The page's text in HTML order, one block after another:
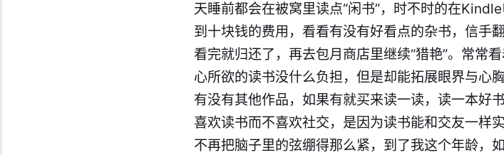
天睡前都会在被窝里读点“闲书”，时不时的在
到十块钱的费用，看看有没有好看点的杂书，信手
看完就归还了，再去包月商店里继续“猎艳”。常常
心所欲的读书没什么负担，但是却能拓展眼界与心
有没有其他作品，如果有就买来读一读，读一本好
喜欢读书而不喜欢社交，是因为读书能和交友一样
不再把脑子里的弦绷得那么紧，到了我这个年龄，